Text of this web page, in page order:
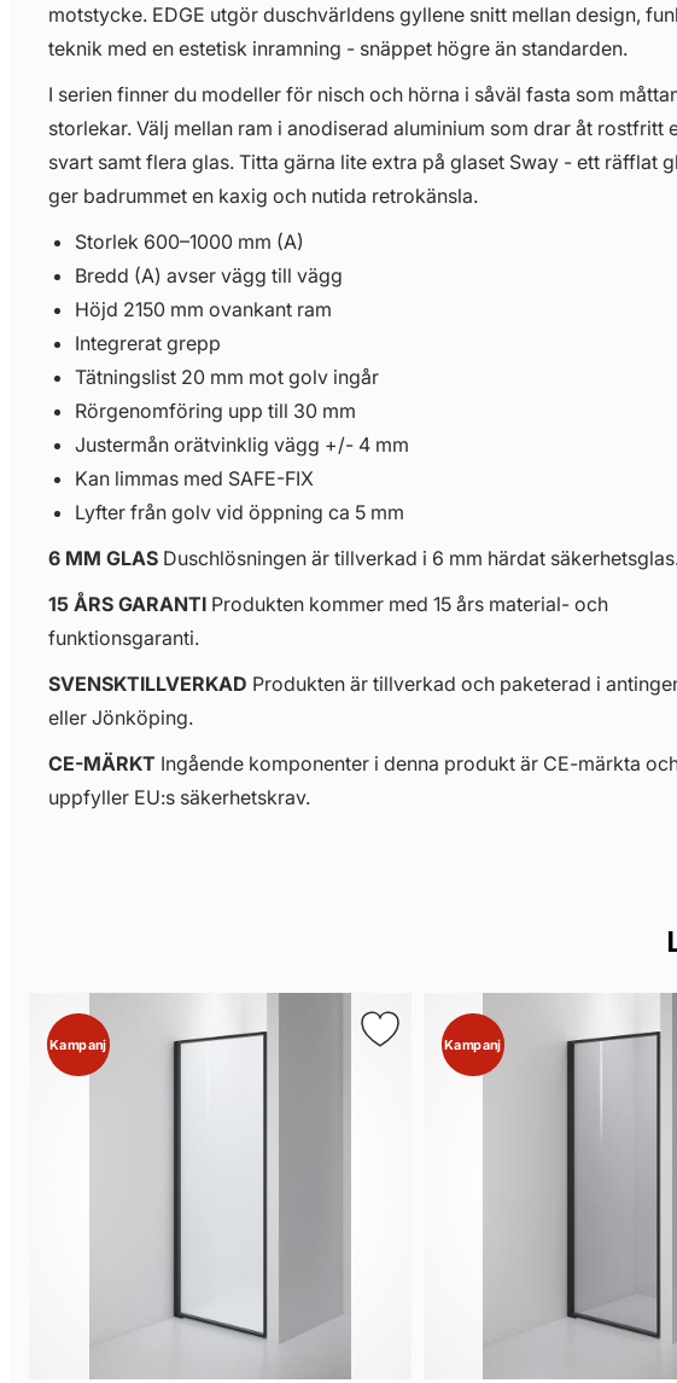
motstycke. EDGE utgör duschvärldens gyllene snitt mellan design,
teknik med en estetisk inramning - snäppet högre än standarden.
I serien finner du modeller för nisch och hörna i såväl fasta som
storlekar. Välj mellan ram i anodiserad aluminium som drar åt rostfritt
svart samt flera glas. Titta gärna lite extra på glaset Sway - ett räfflat
ger badrummet en kaxig och nutida retrokänsla.
Storlek 600–1000 mm (A)
Bredd (A) avser vägg till vägg
Höjd 2150 mm ovankant ram
Integrerat grepp
Tätningslist 20 mm mot golv ingår
Rörgenomföring upp till 30 mm
Justermån orätvinklig vägg +/- 4 mm
Kan limmas med SAFE-FIX
Lyfter från golv vid öppning ca 5 mm
6 MM GLAS Duschlösningen är tillverkad i 6 mm härdat
15 ÅRS GARANTI Produkten kommer med 15 års material- och
funktionsgaranti.
SVENSKTILLVERKAD Produkten är tillverkad och paketerad i
eller Jönköping.
CE-MÄRKT Ingående komponenter i denna produkt är CE-märkta
uppfyller EU:s säkerhetskrav.
Kampanj Kampanj